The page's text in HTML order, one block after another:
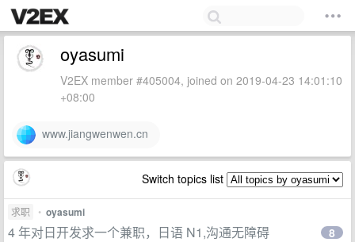
oyasumi
V2EX member #405004, joined on 2019-04-23 14:01:10
+08:00
www.jiangwenwen.cn
Switch topics list
求职 • oyasumi
4 年对日开发求一个兼职，日语 N1,沟通无障碍 8